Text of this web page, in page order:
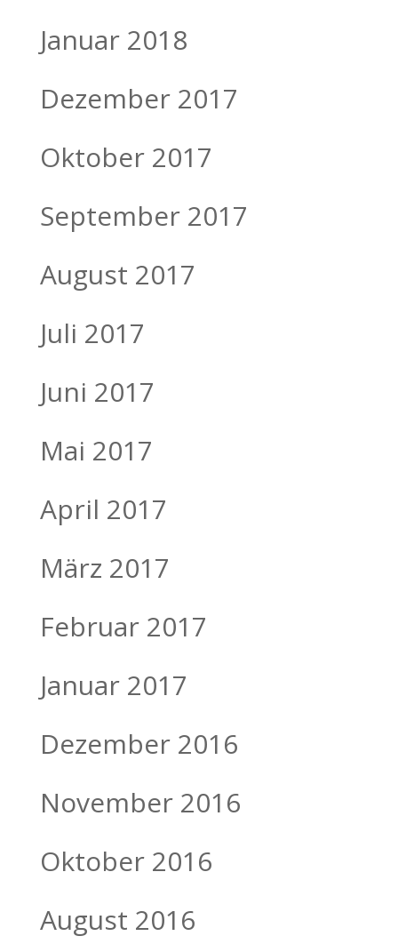
Januar 2018
Dezember 2017
Oktober 2017
September 2017
August 2017
Juli 2017
Juni 2017
Mai 2017
April 2017
März 2017
Februar 2017
Januar 2017
Dezember 2016
November 2016
Oktober 2016
August 2016